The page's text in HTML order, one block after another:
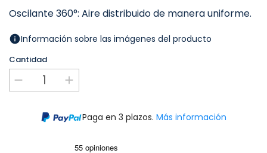
Oscilante 360°: Aire distribuido de manera uniforme.
Información sobre las imágenes del producto
Cantidad
Paga en 3 plazos. Más información